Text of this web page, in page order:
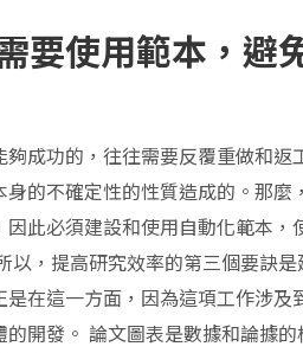
要使用範本，避
成功的，往往需要反覆重做和
的不確定性的性質造成的。那
此必須建設和使用自動化範本
以，提高研究效率的第三個要訣
在這一方面，因為這項工作涉
開發。 論文圖表是數據和論據